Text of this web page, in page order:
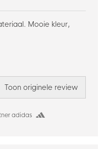
adidas
Mooie kleur,
Toon originele review